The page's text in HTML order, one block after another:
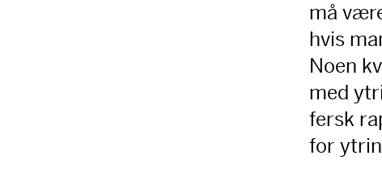
må
hvis
Noen
med
fersk
for